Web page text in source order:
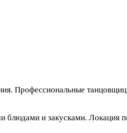
Профессиональные
и закусками. Локация